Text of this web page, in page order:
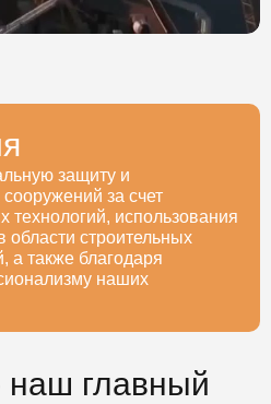
защиту и
за счет
использования
области строительных
а также благодаря
наших
наш главный